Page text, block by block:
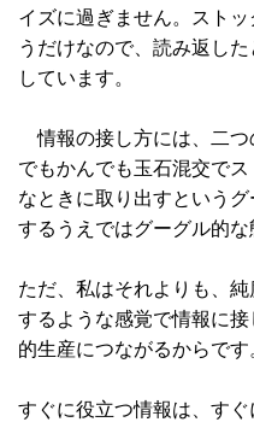
イズに過ぎません。スト
うだけなので、読み返し
しています。
情報の接し方には、二つ
でもかんでも玉石混交で
なときに取り出すという
するうえではグーグル的な
ただ、私はそれよりも、
するような感覚で情報に
的生産につながるからです
すぐに役立つ情報は、す